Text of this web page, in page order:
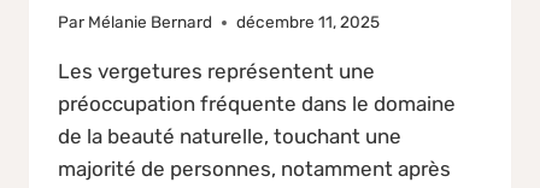
Par Mélanie Bernard décembre 11, 2025
Les vergetures représentent une
préoccupation fréquente dans le domaine
de la beauté naturelle, touchant une
majorité de personnes, notamment après